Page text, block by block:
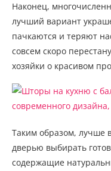
Наконец,
лучший вариант
пачкаются и теряют
совсем скоро
хозяйки о красивом
Таким образом, лучше
дверью выбирать
содержащие